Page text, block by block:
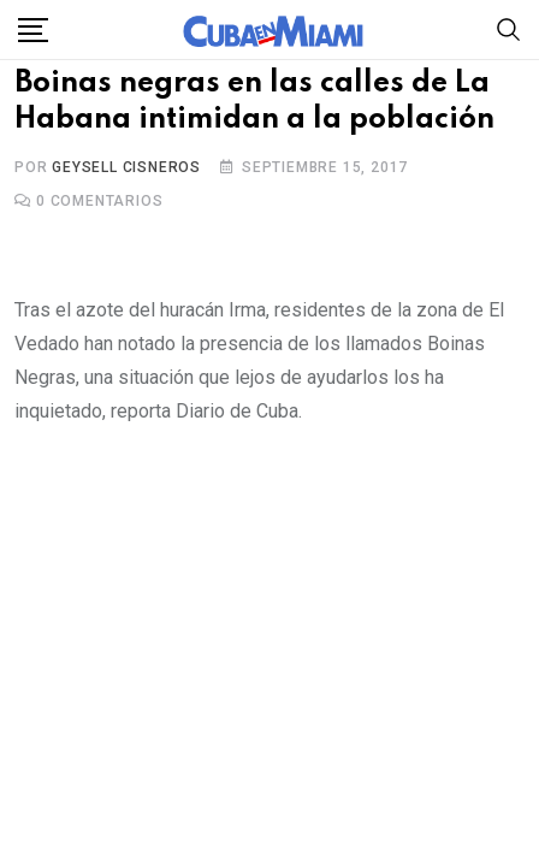
Skip
content
Boinas negras en las calles de La
Habana intimidan a la población
PORGEYSELL CISNEROS
SEPTIEMBRE 15, 2017
0 COMENTARIOS
Tras el azote del huracán Irma, residentes de la zona de El
Vedado han notado la presencia de los llamados Boinas
Negras, una situación que lejos de ayudarlos los ha
inquietado, reporta Diario de Cuba.